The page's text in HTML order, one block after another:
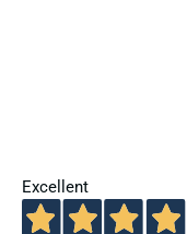
Excellent